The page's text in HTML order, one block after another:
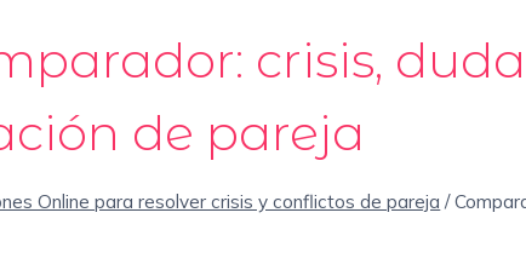
crisis,
de pareja
Online para resolver crisis y conflictos de pareja /